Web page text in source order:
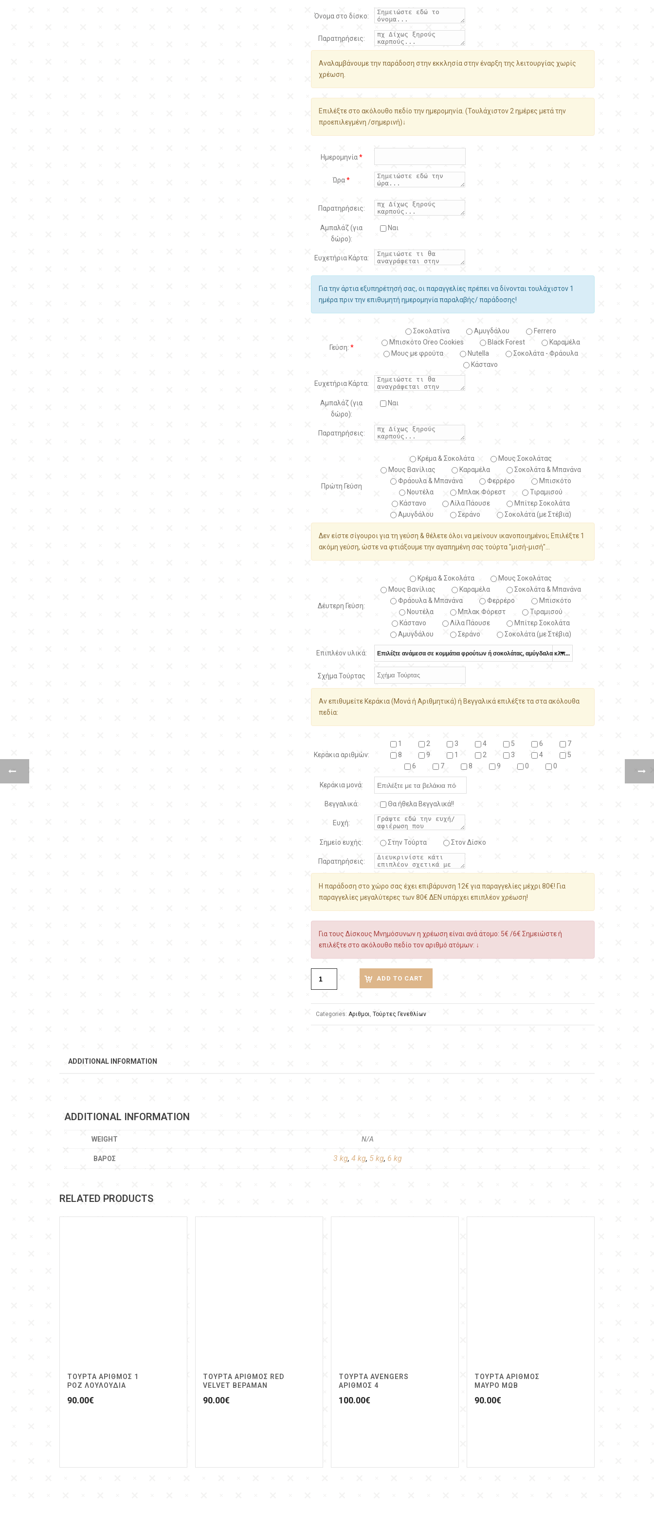
Όνομα στο δίσκο:
Παρατηρήσεις:
Αναλαμβάνουμε την παράδοση στην εκκλησία στην έναρξη της λειτουργίας χωρίς
χρέωση.
Επιλέξτε στο ακόλουθο πεδίο την ημερομηνία. (Τουλάχιστον 2 ημέρες μετά την
προεπιλεγμένη /σημερινή)↓
Ημερομηνία*
Ώρα*
Παρατηρήσεις:
Αμπαλάζ (για
δώρο):
Ναι
Ευχετήρια Κάρτα:
Για την άρτια εξυπηρέτησή σας, οι παραγγελίες πρέπει να δίνονται τουλάχιστον 1
ημέρα πριν την επιθυμητή ημερομηνία παραλαβής/ παράδοσης!
Γεύση: *
Σοκολατίνα Αμυγδάλου
Ferrero
Μπισκότο Oreo Cookies
Black Forest
Kαραμέλα
Μους με φρούτα
Nutella
Σοκολάτα - Φράουλα
Κάστανο
Ευχετήρια Κάρτα:
Αμπαλάζ (για
δώρο):
Ναι
Παρατηρήσεις:
Πρώτη Γεύση
Κρέμα & Σοκολάτα
Μους Σοκολάτας
Μους Βανίλιας
Καραμέλα
Σοκολάτα & Μπανάνα
Φράουλα & Μπανάνα
Φερρέρο
Μπισκότο
Νουτέλα
Μπλακ Φόρεστ
Τιραμισού
Κάστανο
Λίλα Πάουσε
Μπίτερ Σοκολάτα
Αμυγδάλου
Σεράνο Σοκολάτα (με Στέβια)
Δεν είστε σίγουροι για τη γεύση & θέλετε όλοι να μείνουν ικανοποιημένοι; Επιλέξτε 1
ακόμη γεύση, ώστε να φτιάξουμε την αγαπημένη σας τούρτα "μισή-μισή"...
Δέυτερη Γεύση:
Κρέμα & Σοκολάτα
Μους Σοκολάτας
Μους Βανίλιας
Καραμέλα
Σοκολάτα & Μπανάνα
Φράουλα & Μπανάνα
Φερρέρο
Μπισκότο
Νουτέλα
Μπλακ Φόρεστ
Τιραμισού
Κάστανο
Λίλα Πάουσε
Μπίτερ Σοκολάτα
Αμυγδάλου
Σεράνο Σοκολάτα (με Στέβια)
Επιπλέον υλικά:
Σχήμα Τούρτας
Αν επιθυμείτε Κεράκια (Μονά ή Αριθμητικά) ή Βεγγαλικά επιλέξτε τα στα ακόλουθα
πεδία:
Κεράκια αριθμών:
1 2 3 4 5 6
7
8
9 1 2 3 4
5
6
7 8 9 0 0
Κεράκια μονά:
Βεγγαλικά: Θα ήθελα Βεγγαλικά!!
Ευχή:
Σημείο ευχής: Στην Τούρτα Στον Δίσκο
Παρατηρήσεις:
Η παράδοση στο χώρο σας έχει επιβάρυνση 12€ για παραγγελίες μέχρι 80€! Για
παραγγελίες μεγαλύτερες των 80€ ΔΕΝ υπάρχει επιπλέον χρέωση!
Για τους Δίσκους Μνημόσυνων η χρέωση είναι ανά άτομο: 5€ /6€ Σημειώστε ή
επιλέξτε στο ακόλουθο πεδίο τον αριθμό ατόμων: ↓
ADD TO CART
Categories: Αριθμοι, Τούρτες Γενεθλίων
ADDITIONAL INFORMATION
ADDITIONAL INFORMATION
WEIGHT N/A
ΒΆΡΟΣ 3 kg, 4 kg, 5 kg, 6 kg
RELATED PRODUCTS
ΤΟΥΡΤΑ ΑΡΙΘΜΟΣ 1
ΡΟΖ ΛΟΥΛΟΥΔΙΑ
90.00€
ΤΟΥΡΤΑ ΑΡΙΘΜΟΣ RED
VELVET ΒΕΡΑΜΑΝ
90.00€
ΤΟΥΡΤΑ AVENGERS
ΑΡΙΘΜΌΣ 4
100.00€
ΤΟΥΡΤΑ ΑΡΙΘΜΟΣ
ΜΑΥΡΟ ΜΩΒ
90.00€